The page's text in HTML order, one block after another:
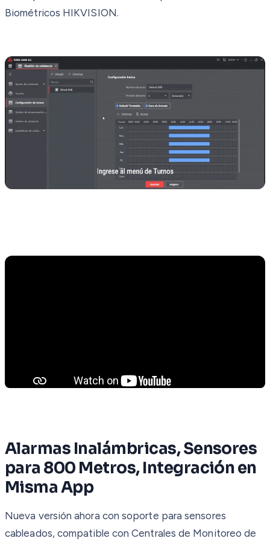
Biométricos HIKVISION.
Alarmas Inalámbricas, Sensores
para 800 Metros, Integración en
Misma App
Nueva versión ahora con soporte para sensores
cableados, compatible con Centrales de Monitoreo de